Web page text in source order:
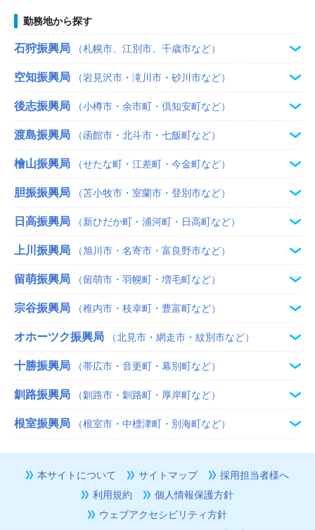
勤務地から探す
石狩振興局 （札幌市、江別市、千歳市など）
空知振興局 （岩見沢市・滝川市・砂川市など）
後志振興局 （小樽市・余市町・倶知安町など）
渡島振興局 （函館市・北斗市・七飯町など）
檜山振興局 （せたな町・江差町・今金町など）
胆振振興局 （苫小牧市・室蘭市・登別市など）
日高振興局 （新ひだか町・浦河町・日高町など）
上川振興局 （旭川市・名寄市・富良野市など）
留萌振興局 （留萌市・羽幌町・増毛町など）
宗谷振興局 （稚内市・枝幸町・豊富町など）
オホーツク振興局 （北見市・網走市・紋別市など）
十勝振興局 （帯広市・音更町・幕別町など）
釧路振興局 （釧路市・釧路町・厚岸町など）
根室振興局 （根室市・中標津町・別海町など）
本サイトについて サイトマップ
採用担当者様へ
利用規約
個人情報保護方針
ウェブアクセシビリティ方針